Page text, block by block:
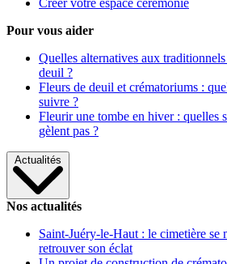
Créer votre espace cérémonie
Pour vous aider
Quelles alternatives aux
deuil ?
Fleurs de deuil et crématoriums :
suivre ?
Fleurir une tombe en hiver : quelles
gèlent pas ?
Actualités
Nos actualités
Saint-Juéry-le-Haut : le cimetière se
retrouver son éclat